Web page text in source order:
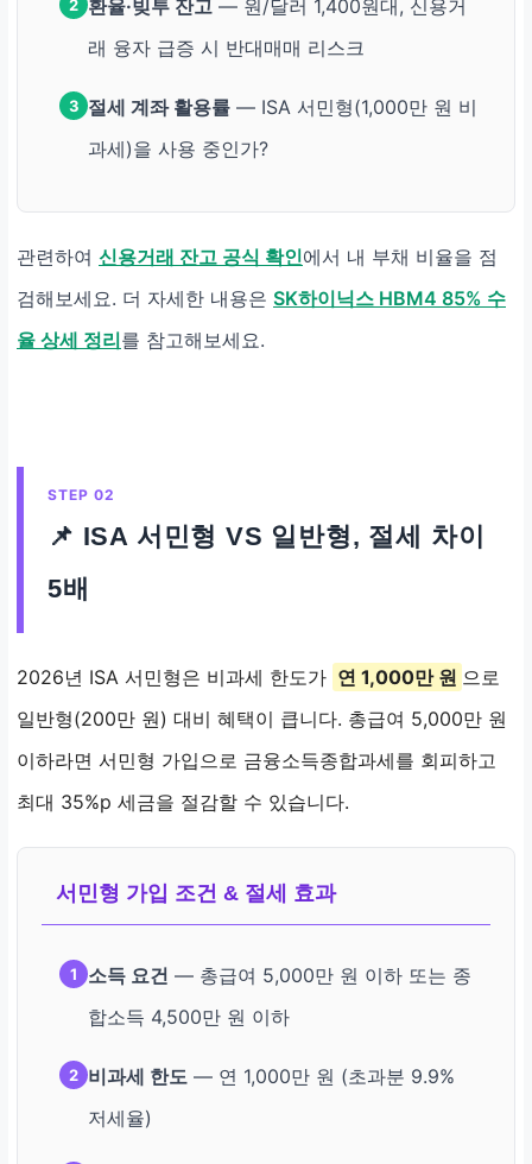
2 환율·빚투 잔고 — 원/달러 1,400원대, 신용거
래 융자 급증 시 반대매매 리스크
3 절세 계좌 활용률 — ISA 서민형(1,000만 원 비
과세)을 사용 중인가?
관련하여 신용거래 잔고 공식 확인에서 내 부채 비율을 점
검해보세요. 더 자세한 내용은 SK하이닉스 HBM4 85% 수
율 상세 정리를 참고해보세요.
STEP 02
📌 ISA 서민형 VS 일반형, 절세 차이
5배
2026년 ISA 서민형은 비과세 한도가 연 1,000만 원 으로
일반형(200만 원) 대비 혜택이 큽니다. 총급여 5,000만 원
이하라면 서민형 가입으로 금융소득종합과세를 회피하고
최대 35%p 세금을 절감할 수 있습니다.
서민형 가입 조건 & 절세 효과
1 소득 요건 — 총급여 5,000만 원 이하 또는 종
합소득 4,500만 원 이하
2 비과세 한도 — 연 1,000만 원 (초과분 9.9%
저세율)